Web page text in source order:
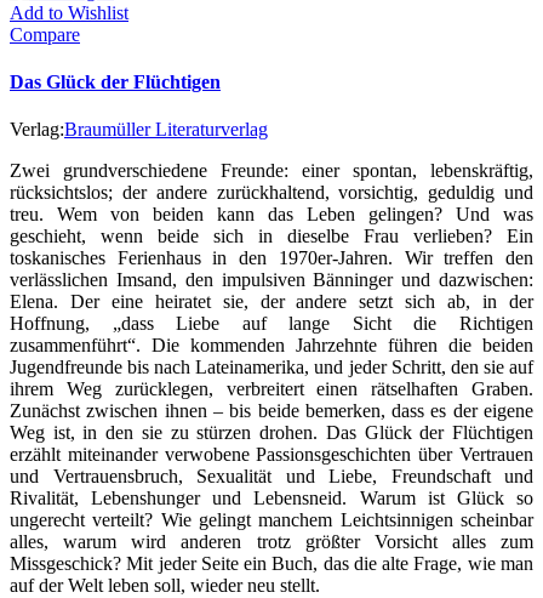
Add to Wishlist
Compare
Das Glück der Flüchtigen
Verlag:Braumüller Literaturverlag
Zwei grundverschiedene Freunde: einer spontan, lebenskräftig,
rücksichtslos; der andere zurückhaltend, vorsichtig, geduldig und
treu. Wem von beiden kann das Leben gelingen? Und was
geschieht, wenn beide sich in dieselbe Frau verlieben? Ein
toskanisches Ferienhaus in den 1970er-Jahren. Wir treffen den
verlässlichen Imsand, den impulsiven Bänninger und dazwischen:
Elena. Der eine heiratet sie, der andere setzt sich ab, in der
Hoffnung, „dass Liebe auf lange Sicht die Richtigen
zusammenführt“. Die kommenden Jahrzehnte führen die beiden
Jugendfreunde bis nach Lateinamerika, und jeder Schritt, den sie auf
ihrem Weg zurücklegen, verbreitert einen rätselhaften Graben.
Zunächst zwischen ihnen – bis beide bemerken, dass es der eigene
Weg ist, in den sie zu stürzen drohen. Das Glück der Flüchtigen
erzählt miteinander verwobene Passionsgeschichten über Vertrauen
und Vertrauensbruch, Sexualität und Liebe, Freundschaft und
Rivalität, Lebenshunger und Lebensneid. Warum ist Glück so
ungerecht verteilt? Wie gelingt manchem Leichtsinnigen scheinbar
alles, warum wird anderen trotz größter Vorsicht alles zum
Missgeschick? Mit jeder Seite ein Buch, das die alte Frage, wie man
auf der Welt leben soll, wieder neu stellt.